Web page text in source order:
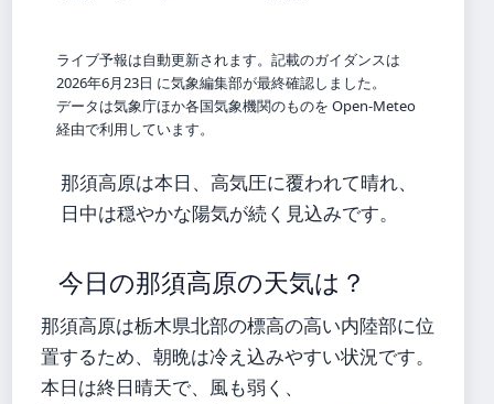
ライブ予報は自動更新されます。記載のガイダンスは
2026年6月23日 に気象編集部が最終確認しました。
データは気象庁ほか各国気象機関のものを Open-Meteo
経由で利用しています。
那須高原は本日、高気圧に覆われて晴れ、
日中は穏やかな陽気が続く見込みです。
今日の那須高原の天気は？
那須高原は栃木県北部の標高の高い内陸部に位
置するため、朝晩は冷え込みやすい状況です。
本日は終日晴天で、風も弱く、